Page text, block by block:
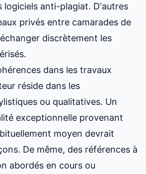
logiciels anti-plagiat. D'autres
privés entre camarades de
discrètement les
dans les travaux
réside dans les
ou qualitatives. Un
exceptionnelle provenant
moyen devrait
De même, des références à
abordés en cours ou